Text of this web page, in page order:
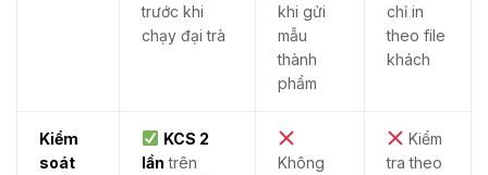
trước khi
chạy đại trà
khi gửi
mẫu
thành
phẩm
chỉ in
theo file
khách
Kiểm
soát
KCS 2
lần trên
Không
Kiểm
tra theo